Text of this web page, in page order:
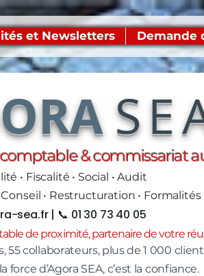
et Newsletters Demande
& commissariat
• Fiscalité • Social • Audit
Conseil • Restructuration • Formalités
sea.fr| 📞 01 30 73 40 05
de proximité, partenaire de votre
55 collaborateurs, plus de 1 000
force d’Agora SEA, c’est la confiance.